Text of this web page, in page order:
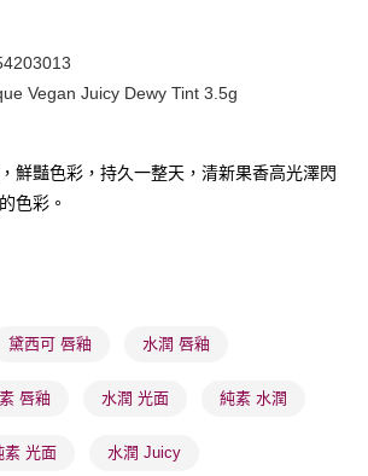
或以上免運費
送達，訂單將隨機分配至SF順豐速運或京東
或以上免運費
Vegan Juicy Dewy Tint 3.5g
鮮豔色彩，持久一整天，清新果香高光澤閃
色彩。
黛西可 唇釉 水潤 唇釉
唇釉 水潤 光面 純素 水潤
素 光面 水潤 Juicy